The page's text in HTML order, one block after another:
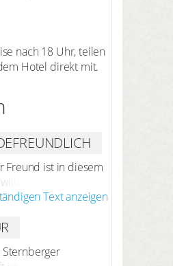
nach 18 Uhr, teilen
Hotel direkt mit.
Freund ist in diesem
Nach
bei der
(ohne Futter).
ins Restaurant und
Räume begleiten.
Text anzeigen